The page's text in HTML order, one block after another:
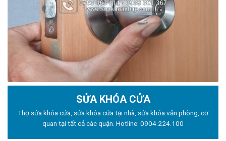
SỬA KHÓA CỬA
Thợ sửa khóa cửa, sửa khóa cửa tại nhà, sửa khóa văn phòng, cơ
quan tại tất cả các quận. Hotline: 0904.224.100